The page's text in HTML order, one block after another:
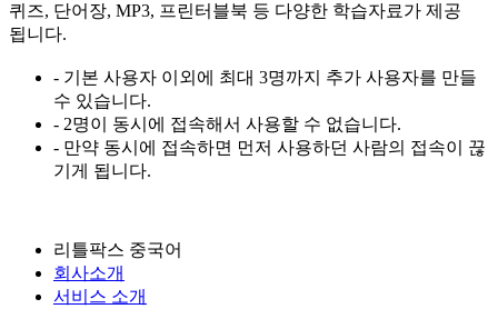
퀴즈, 단어장, MP3, 프린터블북 등 다양한 학습자료가 제공
됩니다.
- 기본 사용자 이외에 최대 3명까지 추가 사용자를 만들
수 있습니다.
- 2명이 동시에 접속해서 사용할 수 없습니다.
- 만약 동시에 접속하면 먼저 사용하던 사람의 접속이 끊
기게 됩니다.
리틀팍스 중국어
회사소개
서비스 소개